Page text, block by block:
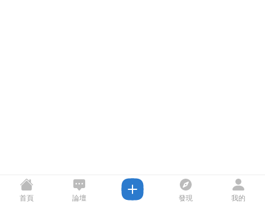
首頁 論壇 發現 我的